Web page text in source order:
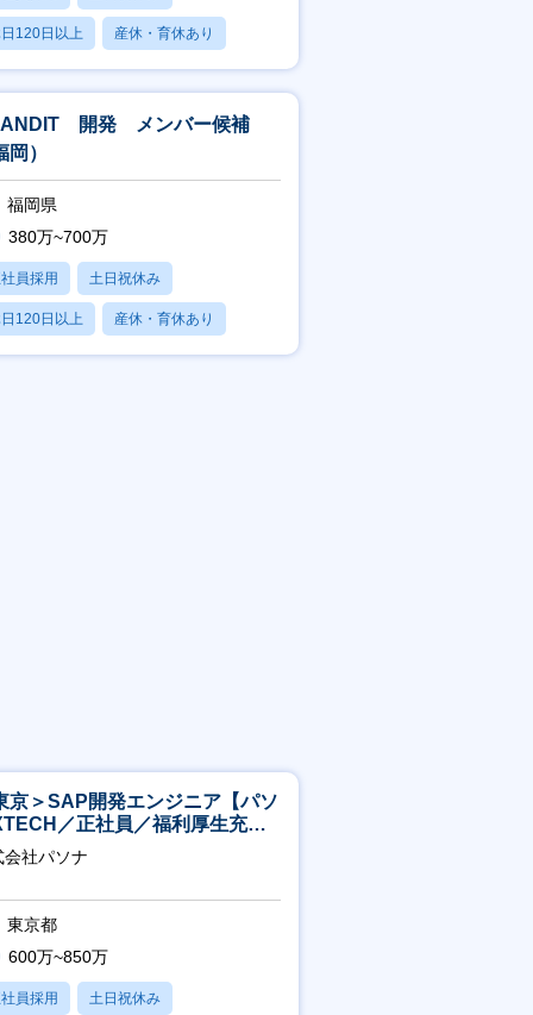
120日以上 産休・育休あり
業20時間以内
開発 メンバー候補
岡）
福岡県
380万~700万
員採用 土日祝休み
120日以上 産休・育休あり
あり
京＞SAP開発エンジニア【パソ
／正社員／福利厚生充実
会社パソナ
東京都
600万~850万
員採用 土日祝休み